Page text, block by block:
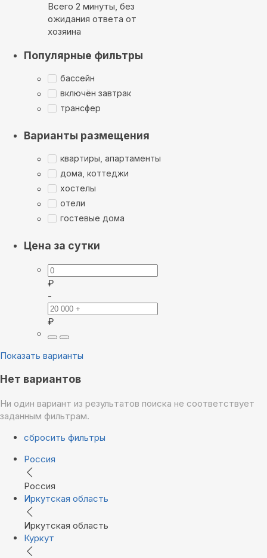
Всего 2 минуты, без
ожидания ответа от
хозяина
Популярные фильтры
бассейн
включён завтрак
трансфер
Варианты размещения
квартиры, апартаменты
дома, коттеджи
хостелы
отели
гостевые дома
Цена за сутки
₽
-
₽
Показать варианты
Нет вариантов
Ни один вариант из результатов поиска не соответствует
заданным фильтрам.
сбросить фильтры
Россия
Россия
Иркутская область
Иркутская область
Куркут